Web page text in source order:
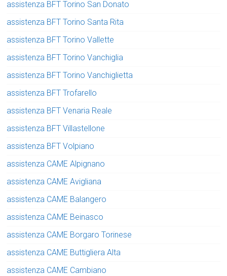
assistenza BFT Torino San Donato
assistenza BFT Torino Santa Rita
assistenza BFT Torino Vallette
assistenza BFT Torino Vanchiglia
assistenza BFT Torino Vanchiglietta
assistenza BFT Trofarello
assistenza BFT Venaria Reale
assistenza BFT Villastellone
assistenza BFT Volpiano
assistenza CAME Alpignano
assistenza CAME Avigliana
assistenza CAME Balangero
assistenza CAME Beinasco
assistenza CAME Borgaro Torinese
assistenza CAME Buttigliera Alta
assistenza CAME Cambiano